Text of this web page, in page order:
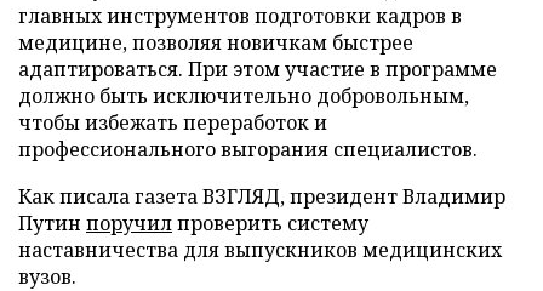
главных инструментов подготовки кадров в
медицине, позволяя новичкам быстрее
адаптироваться. При этом участие в программе
должно быть исключительно добровольным,
чтобы избежать переработок и
профессионального выгорания специалистов.
Как писала газета ВЗГЛЯД, президент Владимир
Путин поручилпроверить систему
наставничества для выпускников медицинских
вузов.